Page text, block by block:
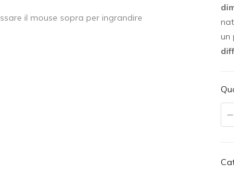
il mouse sopra per ingrandire
un
l